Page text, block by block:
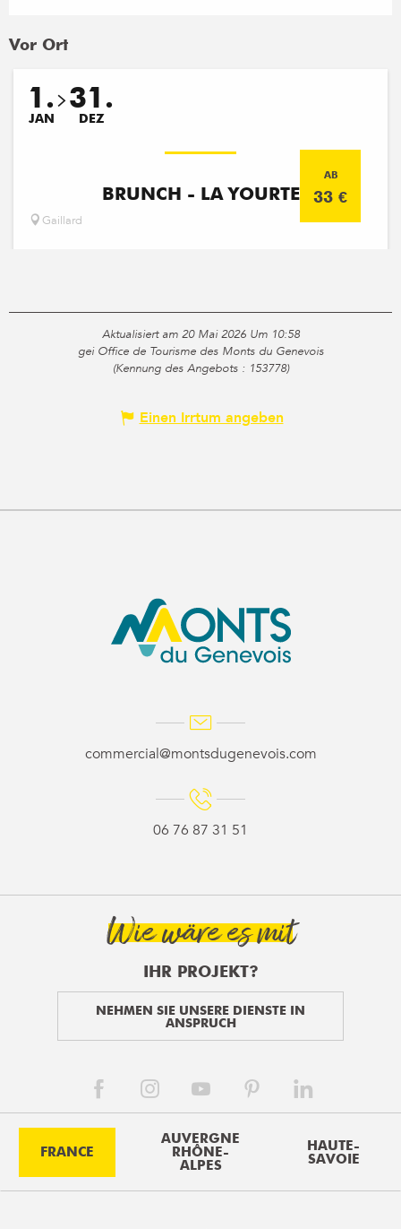
Vor Ort
AB
33 €
1.
JAN
31.
DEZ
BRUNCH - LA YOURTE
Gaillard
Aktualisiert am 20 Mai 2026 Um 10:58
gei Office de Tourisme des Monts du Genevois
(Kennung des Angebots : 153778)
Einen Irrtum angeben
commercial@montsdugenevois.com
06 76 87 31 51
Wie wäre es mit
IHR PROJEKT?
NEHMEN SIE UNSERE DIENSTE IN
ANSPRUCH
FRANCE
AUVERGNE
RHÔNE-
ALPES
HAUTE-
SAVOIE